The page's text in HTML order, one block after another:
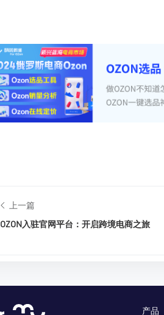
上一篇
OZON入驻官网平台：开启跨境电商之旅
产品